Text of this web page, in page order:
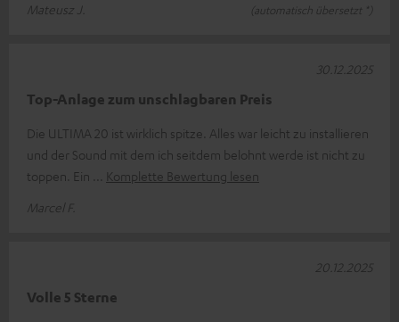
Mateusz J.
(automatisch übersetzt *)
Top-Anlage zum unschlagbaren Preis
Die ULTIMA 20 ist wirklich spitze. Alles war leicht zu installieren
und der Sound mit dem ich seitdem belohnt werde ist nicht zu
toppen. Ein
Komplette Bewertung lesen
Marcel F.
30.12.2025
Volle 5 Sterne
20.12.2025